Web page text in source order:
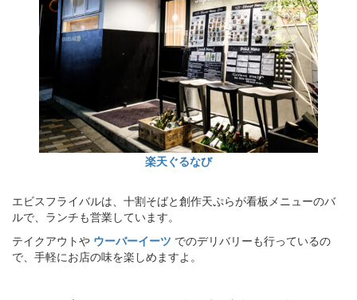
楽天ぐるなび
エビスフライバルは、十割そばと創作天ぷらが看板メニューのバ
ルで、ランチも営業しています。
テイクアウトや ウーバーイーツ でのデリバリーも行っているの
で、手軽にお店の味を楽しめますよ。